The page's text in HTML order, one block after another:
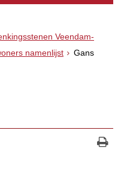
Veendam-
namenlijst Gans